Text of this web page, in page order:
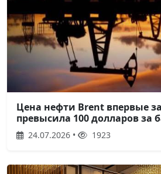
Цена нефти Brent впервые
превысила 100 долларов за
24.07.2026 • 1923